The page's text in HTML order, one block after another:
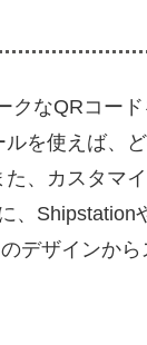
なQRコー
を使えば、
、カスタマ
Shipstation
デザインか